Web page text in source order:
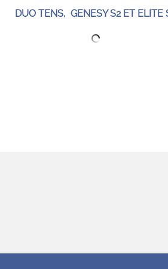
DUO TENS, GENESY S2 ET ELITE